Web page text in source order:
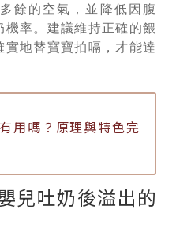
餘的空氣，並降低因腹
機率。建議維持正確的餵
地替寶寶拍嗝，才能達
用嗎？原理與特色完
兒吐奶後溢出的